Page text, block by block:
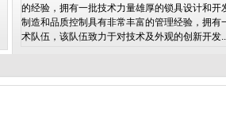
的经验，拥有一批技术力量雄厚的锁具设计和开
制造和品质控制具有非常丰富的管理经验，拥有
术队伍，该队伍致力于对技术及外观的创新开发